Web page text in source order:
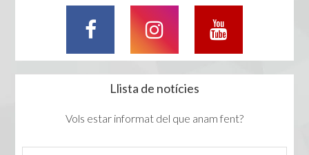
Llista de notícies
Vols estar informat del que anam fent?